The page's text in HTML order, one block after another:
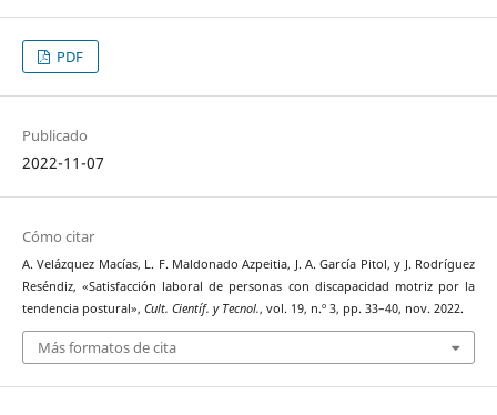
PDF
Publicado
2022-11-07
Cómo citar
A. Velázquez Macías, L. F. Maldonado Azpeitia, J. A. García Pitol, y J. Rodríguez
Reséndiz, «Satisfacción laboral de personas con discapacidad motriz por la
tendencia postural», Cult. Científ. y Tecnol., vol. 19, n.º 3, pp. 33–40, nov. 2022.
Más formatos de cita